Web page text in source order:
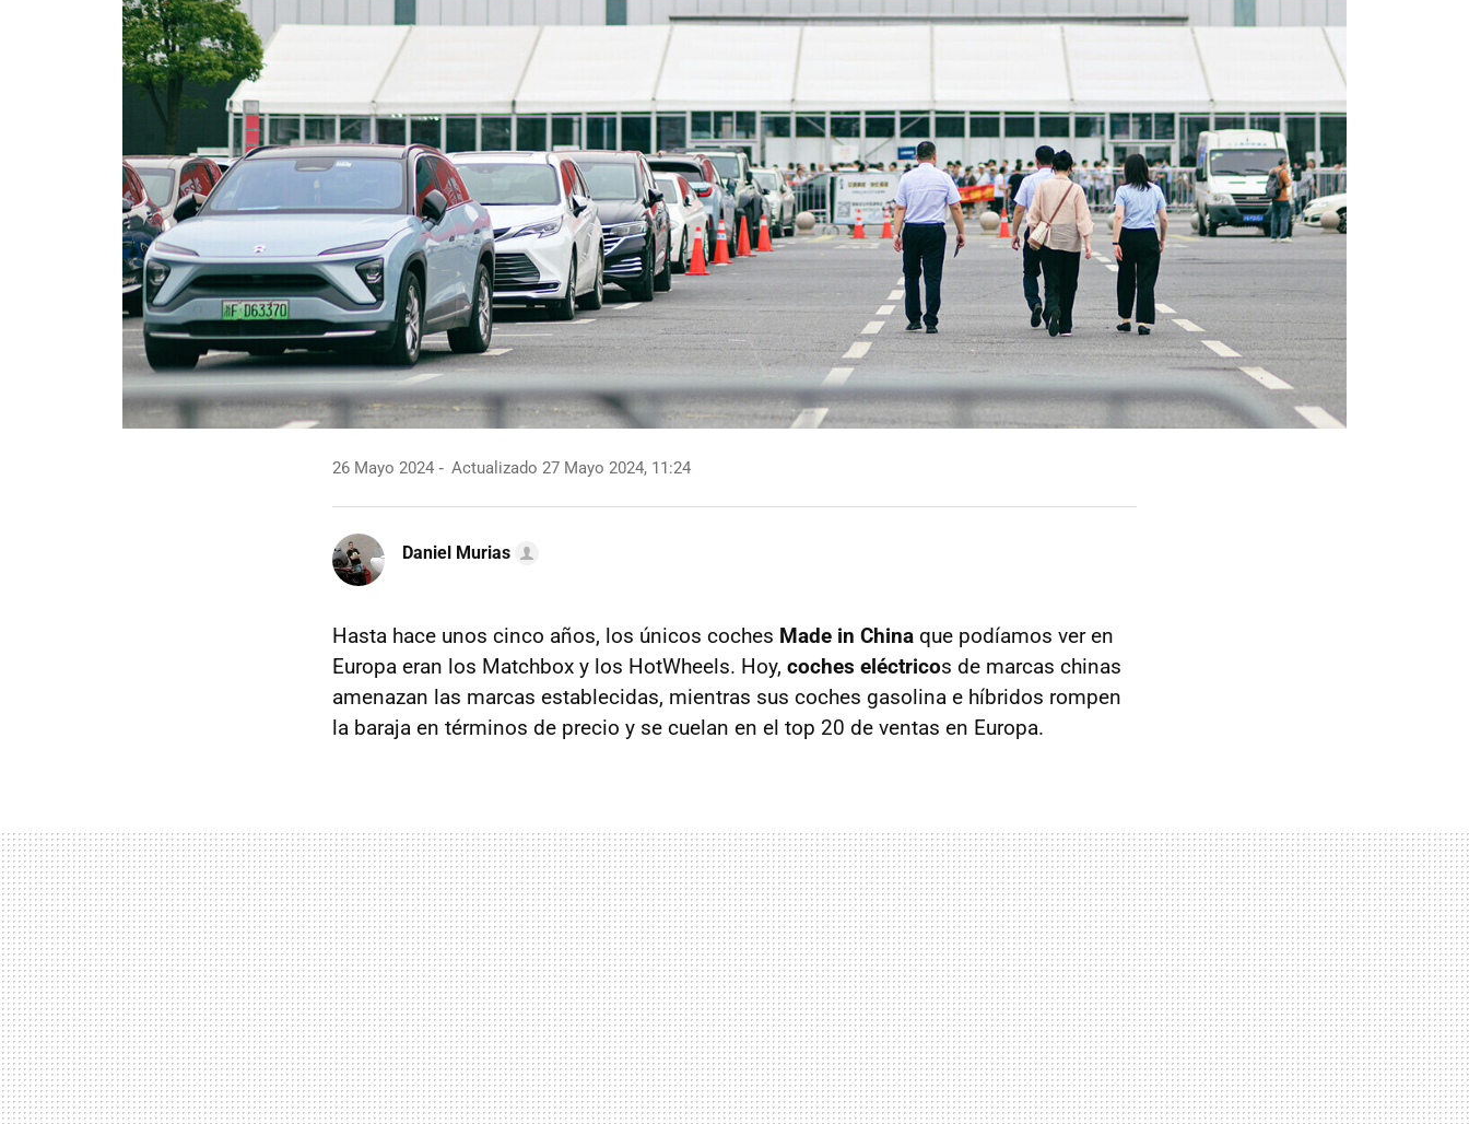
26 Mayo 2024 Actualizado 27 Mayo 2024, 11:24
Daniel Murias
Hasta hace unos cinco años, los únicos coches Made in China que podíamos ver en
Europa eran los Matchbox y los HotWheels. Hoy, coches eléctricos de marcas chinas
amenazan las marcas establecidas, mientras sus coches gasolina e híbridos rompen
la baraja en términos de precio y se cuelan en el top 20 de ventas en Europa.